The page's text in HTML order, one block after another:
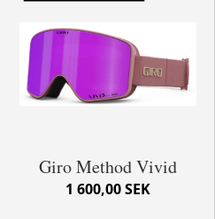
Giro Method Vivid
1 600,00 SEK